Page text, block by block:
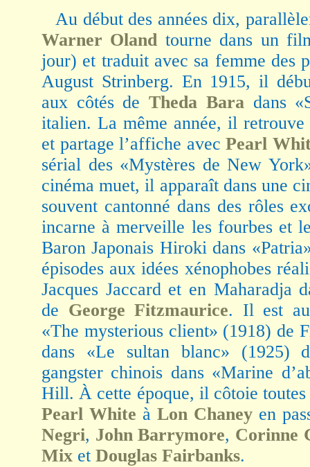
Au début des années dix,
Warner Oland tourne dans un
jour) et traduit avec sa femme des
August Strinberg. En 1915, il
aux côtés deTheda Baradans
italien. La même année, il retrouve
et partage l’affiche avecPearl
sérial des «Mystères de New
cinéma muet, il apparaît dans une
souvent cantonné dans des rôles
incarne à merveille les fourbes et
Baron Japonais Hiroki dans
épisodes aux idées xénophobes
Jacques Jaccard et en Maharadja
de George Fitzmaurice. Il est
«The mysterious client» (1918) de
dans «Le sultan blanc» (1925)
gangster chinois dans «Marine
Hill. À cette époque, il côtoie toutes
Pearl White à Lon Chaney en
Negri, John Barrymore, Corinne
Mix et Douglas Fairbanks.